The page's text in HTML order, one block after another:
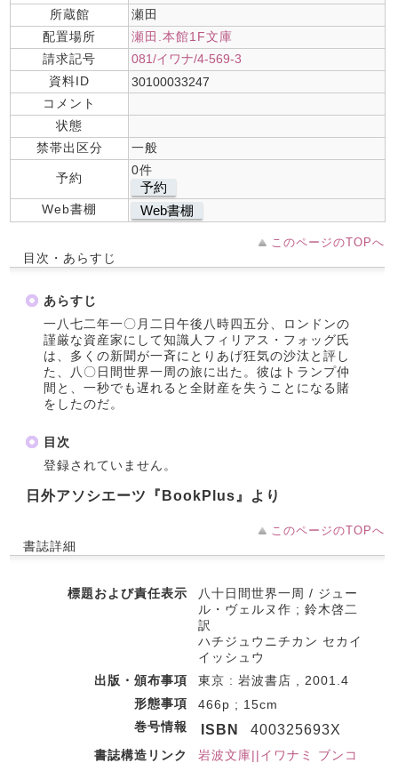
所蔵館
瀬田
配置場所
瀬田.本館1F文庫
請求記号
081/イワナ/4-569-3
資料ID
30100033247
コメント
状態
禁帯出区分
一般
予約
0件
予約
Web書棚 Web書棚
このページのTOPへ
目次・あらすじ
あらすじ
一八七二年一〇月二日午後八時四五分、ロンドンの
謹厳な資産家にして知識人フィリアス・フォッグ氏
は、多くの新聞が一斉にとりあげ狂気の沙汰と評し
た、八〇日間世界一周の旅に出た。彼はトランプ仲
間と、一秒でも遅れると全財産を失うことになる賭
をしたのだ。
目次
登録されていません。
日外アソシエーツ『BookPlus』より
このページのTOPへ
書誌詳細
標題および責任表示
八十日間世界一周 / ジュー
ル・ヴェルヌ作 ; 鈴木啓二
訳
ハチジュウニチカン セカイ
イッシュウ
出版・頒布事項
東京 : 岩波書店 , 2001.4
形態事項
466p ; 15cm
巻号情報
ISBN 400325693X
書誌構造リンク
岩波文庫||イワナミ ブンコ